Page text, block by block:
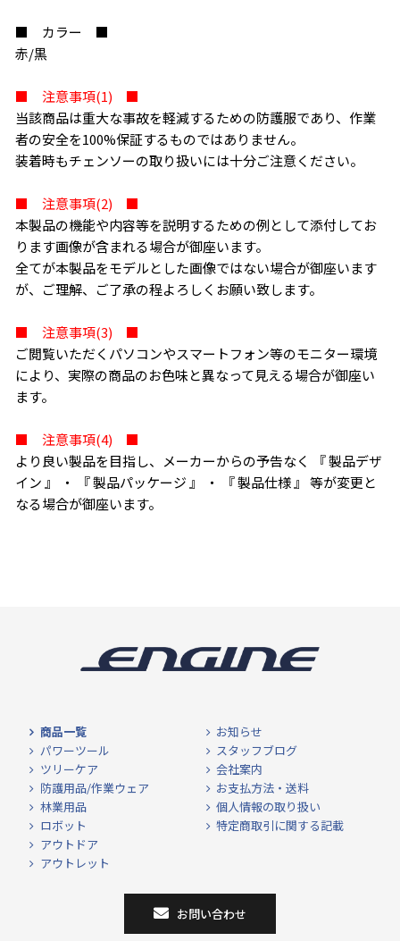
■ カラー ■
赤/黒
■ 注意事項(1) ■
当該商品は重大な事故を軽減するための防護服であり、作業
者の安全を100%保証するものではありません。
装着時もチェンソーの取り扱いには十分ご注意ください。
■ 注意事項(2) ■
本製品の機能や内容等を説明するための例として添付してお
ります画像が含まれる場合が御座います。
全てが本製品をモデルとした画像ではない場合が御座います
が、ご理解、ご了承の程よろしくお願い致します。
■ 注意事項(3) ■
ご閲覧いただくパソコンやスマートフォン等のモニター環境
により、実際の商品のお色味と異なって見える場合が御座い
ます。
■ 注意事項(4) ■
より良い製品を目指し、メーカーからの予告なく 『 製品デザ
イン 』 ・ 『 製品パッケージ 』 ・ 『 製品仕様 』 等が変更と
なる場合が御座います。
商品一覧
パワーツール
ツリーケア
防護用品/作業ウェア
林業用品
ロボット
アウトドア
アウトレット
お知らせ
スタッフブログ
会社案内
お支払方法・送料
個人情報の取り扱い
特定商取引に関する記載
お問い合わせ